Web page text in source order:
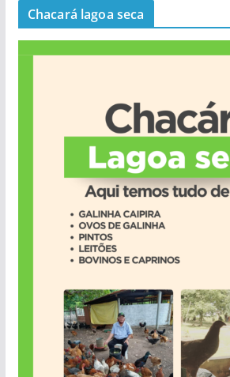
Chacará lagoa seca